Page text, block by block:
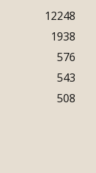
12248
1938
576
543
508